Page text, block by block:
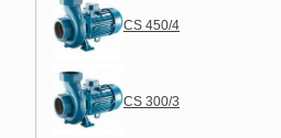
CS 450/4
CS 300/3